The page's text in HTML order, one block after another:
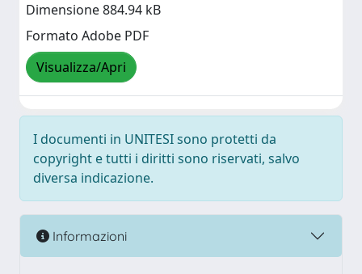
Dimensione 884.94 kB
Formato Adobe PDF
Visualizza/Apri
I documenti in UNITESI sono protetti da
copyright e tutti i diritti sono riservati, salvo
diversa indicazione.
Informazioni